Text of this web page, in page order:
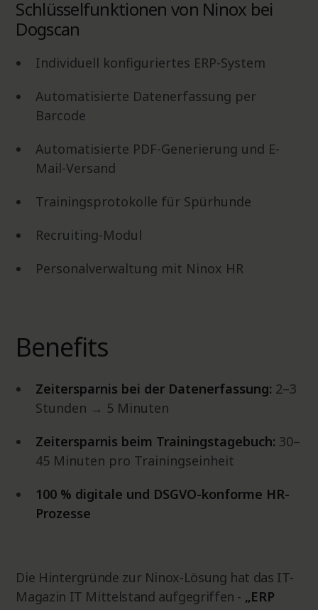
Schlüsselfunktionen von Ninox bei
Dogscan
Individuell konfiguriertes ERP-System
Automatisierte Datenerfassung per
Barcode
Automatisierte PDF-Generierung und E-
Mail-Versand
Trainingsprotokolle für Spürhunde
Recruiting-Modul
Personalverwaltung mit Ninox HR
Benefits
Zeitersparnis bei der Datenerfassung: 2–3
Stunden → 5 Minuten
Zeitersparnis beim Trainingstagebuch: 30–
45 Minuten pro Trainingseinheit
100 % digitale und DSGVO-konforme HR-
Prozesse
Die Hintergründe zur Ninox-Lösung hat das IT-
Magazin IT Mittelstand aufgegriffen - „ERP